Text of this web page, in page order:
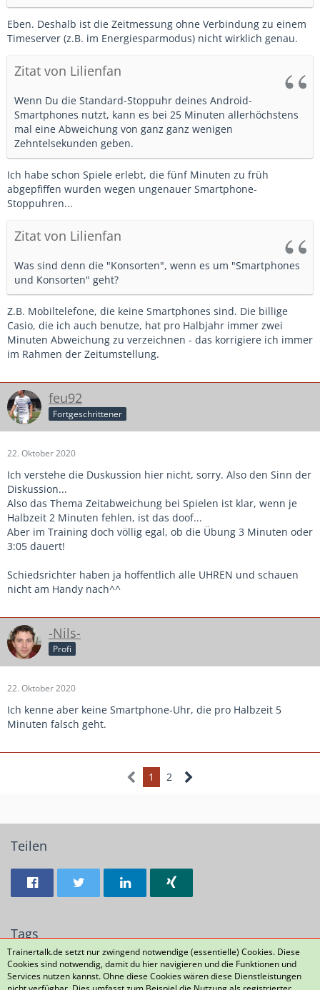
Eben. Deshalb ist die Zeitmessung ohne Verbindung zu einem
Timeserver (z.B. im Energiesparmodus) nicht wirklich genau.
Zitat von Lilienfan
Wenn Du die Standard-Stoppuhr deines Android-
Smartphones nutzt, kann es bei 25 Minuten allerhöchstens
mal eine Abweichung von ganz ganz wenigen
Zehntelsekunden geben.
Ich habe schon Spiele erlebt, die fünf Minuten zu früh
abgepfiffen wurden wegen ungenauer Smartphone-
Stoppuhren...
Zitat von Lilienfan
Was sind denn die "Konsorten", wenn es um "Smartphones
und Konsorten" geht?
Z.B. Mobiltelefone, die keine Smartphones sind. Die billige
Casio, die ich auch benutze, hat pro Halbjahr immer zwei
Minuten Abweichung zu verzeichnen - das korrigiere ich immer
im Rahmen der Zeitumstellung.
feu92
Fortgeschrittener
22. Oktober 2020
Ich verstehe die Duskussion hier nicht, sorry. Also den Sinn der
Diskussion...
Also das Thema Zeitabweichung bei Spielen ist klar, wenn je
Halbzeit 2 Minuten fehlen, ist das doof...
Aber im Training doch völlig egal, ob die Übung 3 Minuten oder
3:05 dauert!
Schiedsrichter haben ja hoffentlich alle UHREN und schauen
nicht am Handy nach^^
-Nils-
Profi
22. Oktober 2020
Ich kenne aber keine Smartphone-Uhr, die pro Halbzeit 5
Minuten falsch geht.
1 2
Teilen
Tags
Training Zeitmessanlage Uhr
Trainertalk.de setzt nur zwingend notwendige (essentielle) Cookies. Diese
Cookies sind notwendig, damit du hier navigieren und die Funktionen und
Services nutzen kannst. Ohne diese Cookies wären diese Dienstleistungen